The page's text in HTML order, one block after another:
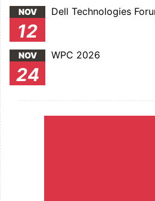
NOV
12
Dell Technologies
NOV
24
WPC 2026